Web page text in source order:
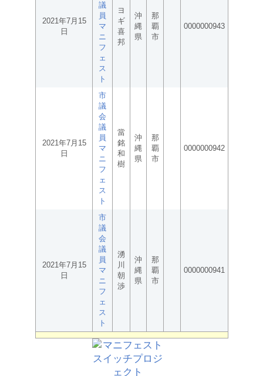
2021年7月15
日
議
員
マ
ニ
フ
ェ
ス
ト
ヨ
ギ
喜
邦
沖
縄
県
那
覇
市
0000000943
2021年7月15
日
市
議
会
議
員
マ
ニ
フ
ェ
ス
ト
當
銘
和
樹
沖
縄
県
那
覇
市
0000000942
2021年7月15
日
市
議
会
議
員
マ
ニ
フ
ェ
ス
ト
湧
川
朝
渉
沖
縄
県
那
覇
市
0000000941